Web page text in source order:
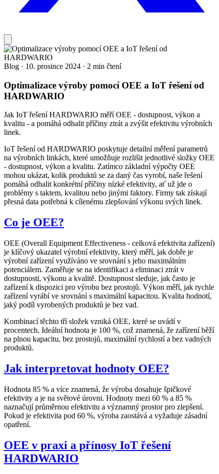
Blog · 10. prosince 2024 · 2 min čtení
Optimalizace výroby pomocí OEE a IoT řešení od
HARDWARIO
Jak IoT řešení HARDWARIO měří OEE - dostupnost, výkon a
kvalitu - a pomáhá odhalit příčiny ztrát a zvýšit efektivitu výrobních
linek.
IoT řešení od HARDWARIO poskytuje detailní měření parametrů
na výrobních linkách, které umožňuje rozlišit jednotlivé složky OEE
- dostupnost, výkon a kvalitu. Zatímco základní výpočty OEE
mohou ukázat, kolik produktů se za daný čas vyrobí, naše řešení
pomáhá odhalit konkrétní příčiny nízké efektivity, ať už jde o
problémy s taktem, kvalitou nebo jinými faktory. Firmy tak získají
přesná data potřebná k cílenému zlepšování výkonu svých linek.
Co je OEE?
OEE (Overall Equipment Effectiveness - celková efektivita zařízení)
je klíčový ukazatel výrobní efektivity, který měří, jak dobře je
výrobní zařízení využíváno ve srovnání s jeho maximálním
potenciálem. Zaměřuje se na identifikaci a eliminaci ztrát v
dostupnosti, výkonu a kvalitě. Dostupnost sleduje, jak často je
zařízení k dispozici pro výrobu bez prostojů. Výkon měří, jak rychle
zařízení vyrábí ve srovnání s maximální kapacitou. Kvalita hodnotí,
jaký podíl vyrobených produktů je bez vad.
Kombinací těchto tří složek vzniká OEE, které se uvádí v
procentech. Ideální hodnota je 100 %, což znamená, že zařízení běží
na plnou kapacitu, bez prostojů, maximální rychlostí a bez vadných
produktů.
Jak interpretovat hodnoty OEE?
Hodnota 85 % a více znamená, že výroba dosahuje špičkové
efektivity a je na světové úrovni. Hodnoty mezi 60 % a 85 %
naznačují průměrnou efektivitu a významný prostor pro zlepšení.
Pokud je efektivita pod 60 %, výroba zaostává a vyžaduje zásadní
opatření.
OEE v praxi a přínosy IoT řešení
HARDWARIO